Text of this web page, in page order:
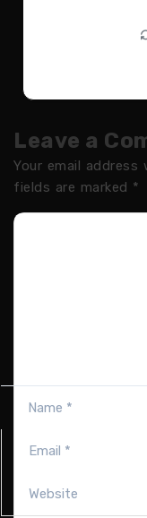
Leave a
Your email address
fields are marked *